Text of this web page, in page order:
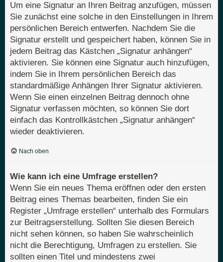
Um eine Signatur an Ihren Beitrag anzufügen, müssen
Sie zunächst eine solche in den Einstellungen in Ihrem
persönlichen Bereich entwerfen. Nachdem Sie die
Signatur erstellt und gespeichert haben, können Sie in
jedem Beitrag das Kästchen „Signatur anhängen“
aktivieren. Sie können eine Signatur auch hinzufügen,
indem Sie in Ihrem persönlichen Bereich das
standardmäßige Anhängen Ihrer Signatur aktivieren.
Wenn Sie einen einzelnen Beitrag dennoch ohne
Signatur verfassen möchten, so können Sie dort
einfach das Kontrollkästchen „Signatur anhängen“
wieder deaktivieren.
Nach oben
Wie kann ich eine Umfrage erstellen?
Wenn Sie ein neues Thema eröffnen oder den ersten
Beitrag eines Themas bearbeiten, finden Sie ein
Register „Umfrage erstellen“ unterhalb des Formulars
zur Beitragserstellung. Sollten Sie diesen Bereich
nicht sehen können, so haben Sie wahrscheinlich
nicht die Berechtigung, Umfragen zu erstellen. Sie
sollten einen Titel und mindestens zwei